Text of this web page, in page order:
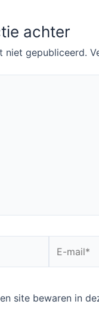
achter
niet gepubliceerd.
mail*
site bewaren in